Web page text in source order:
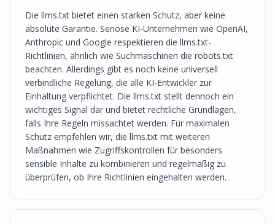
Die llms.txt bietet einen starken Schutz, aber keine
absolute Garantie. Seriöse KI-Unternehmen wie OpenAI,
Anthropic und Google respektieren die llms.txt-
Richtlinien, ähnlich wie Suchmaschinen die robots.txt
beachten. Allerdings gibt es noch keine universell
verbindliche Regelung, die alle KI-Entwickler zur
Einhaltung verpflichtet. Die llms.txt stellt dennoch ein
wichtiges Signal dar und bietet rechtliche Grundlagen,
falls Ihre Regeln missachtet werden. Für maximalen
Schutz empfehlen wir, die llms.txt mit weiteren
Maßnahmen wie Zugriffskontrollen für besonders
sensible Inhalte zu kombinieren und regelmäßig zu
überprüfen, ob Ihre Richtlinien eingehalten werden.